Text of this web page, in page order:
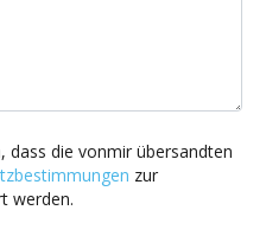
die vonmir übersandten
zur
werden.